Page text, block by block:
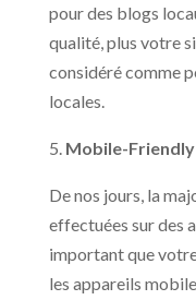
pour des blogs
qualité, plus votre
considéré comme
locales.
5. Mobile-Friendly
De nos jours, la
effectuées sur des
important que
les appareils